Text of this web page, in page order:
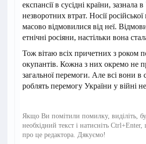
експансії в сусідні країни, зазнала в
незворотних втрат. Носії російської
масово відмовилися від неї.
етнічні росіяни, настільки вона
Тож вітаю всіх причетних з роком
окупантів. Кожна з них окремо не
загальної перемоги. Але всі вони в
роблять перемогу України у війні
Якщо Ви помітили помилку, виділіть,
необхідний текст і натисніть
про це редактора. Дякуємо!